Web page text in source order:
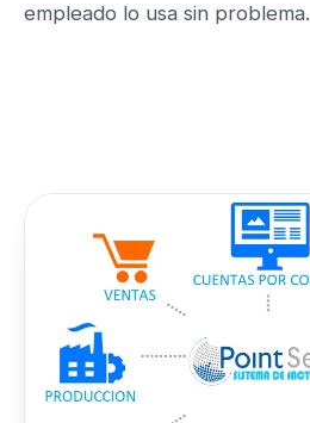
empleado lo usa sin problema.